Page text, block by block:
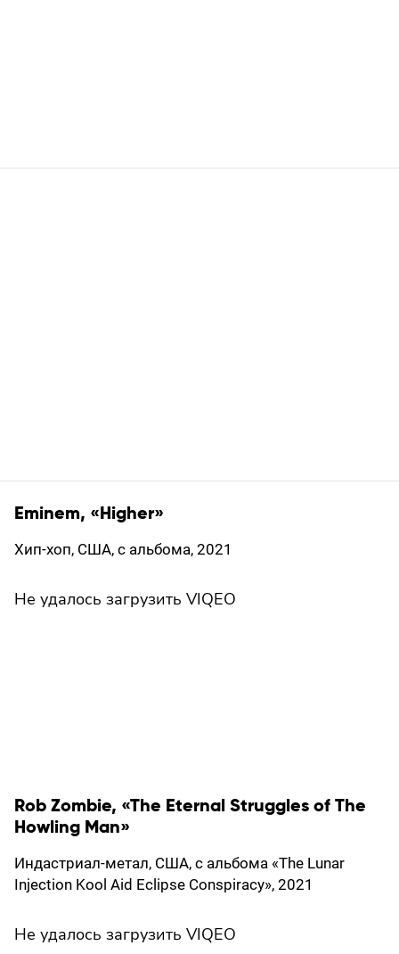
Eminem, «Higher»
Хип-хоп, США, с альбома, 2021
Не удалось загрузить VIQEO
Rob Zombie, «The Eternal Struggles of The
Howling Man»
Индастриал-метал, США, с альбома «The Lunar
Injection Kool Aid Eclipse Conspiracy», 2021
Не удалось загрузить VIQEO